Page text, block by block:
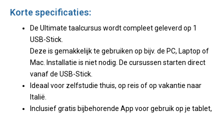
Korte specificaties:
De Ultimate taalcursus wordt compleet geleverd op 1
USB-Stick.
Deze is gemakkelijk te gebruiken op bijv. de PC, Laptop of
Mac. Installatie is niet nodig. De cursussen starten direct
vanaf de USB-Stick.
Ideaal voor zelfstudie thuis, op reis of op vakantie naar
Italië.
Inclusief gratis bijbehorende App voor gebruik op je tablet,